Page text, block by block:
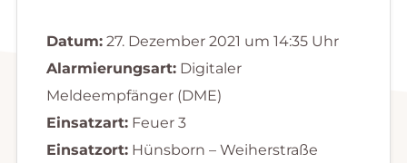
Datum:27. Dezember 2021 um 14:35 Uhr
Alarmierungsart:Digitaler
Meldeempfänger (DME)
Einsatzart:Feuer 3
Einsatzort:Hünsborn – Weiherstraße